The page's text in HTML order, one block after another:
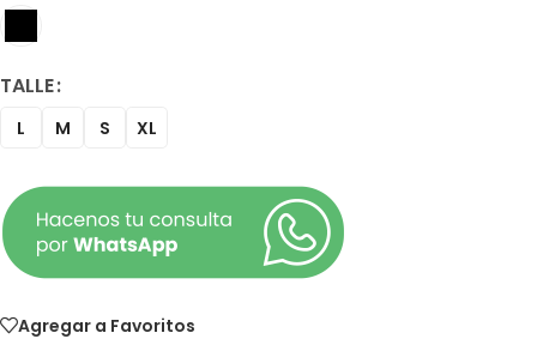
TALLE
L M S XL
Agregar a Favoritos